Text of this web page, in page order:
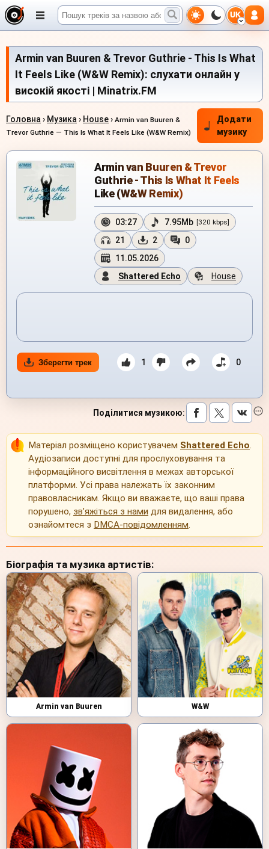
UK
Armin van Buuren & Trevor Guthrie - This Is What
It Feels Like (W&W Remix): слухати онлайн у
високій якості | Minatrix.FM
Головна › Музика › House› Armin van Buuren &
Trevor Guthrie — This Is What It Feels Like (W&W Remix)
Додати
музику
Armin van Buuren & Trevor
Guthrie - This Is What It Feels
Like (W&W Remix)
03:27 7.95Mb [320 kbps]
21 2
0
11.05.2026
Shattered Echo
House
Зберегти трек 1 0
Поділитися музикою:
Матеріал розміщено користувачем Shattered Echo.
Аудіозаписи доступні для прослуховування та
інформаційного висвітлення в межах авторської
платформи. Усі права належать їх законним
правовласникам. Якщо ви вважаєте, що ваші права
порушено, зв’яжіться з нами для видалення, або
ознайомтеся з DMCA-повідомленням.
Біографія та музика артистів:
Armin van Buuren W&W